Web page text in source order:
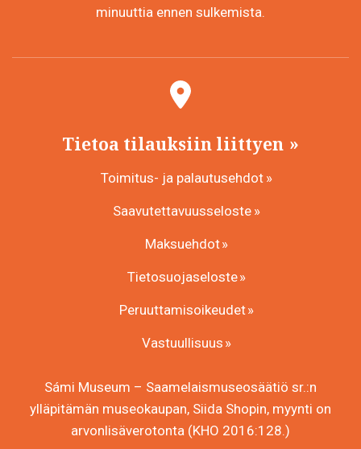
minuuttia ennen sulkemista.
Tietoa tilauksiin liittyen
Toimitus- ja palautusehdot
Saavutettavuusseloste
Maksuehdot
Tietosuojaseloste
Peruuttamisoikeudet
Vastuullisuus
Sámi Museum – Saamelaismuseosäätiö sr.:n
ylläpitämän museokaupan, Siida Shopin, myynti on
arvonlisäverotonta (KHO 2016:128.)